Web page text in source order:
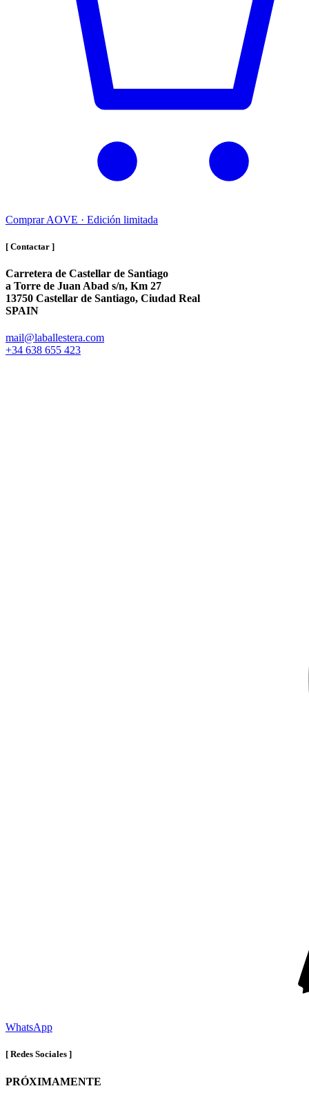
Comprar AOVE · Edición limitada
[ Contactar ]
Carretera de Castellar de Santiago
a Torre de Juan Abad s/n, Km 27
13750 Castellar de Santiago, Ciudad Real
SPAIN
mail@laballestera.com
+34 638 655 423
WhatsApp
[ Redes Sociales ]
PRÓXIMAMENTE